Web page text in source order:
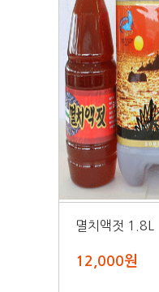
멸치액젓 1.8L
12,000원